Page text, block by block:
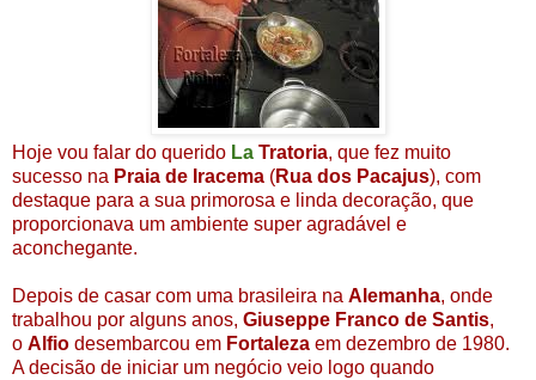
Hoje vou falar do querido La Tratoria, que fez muito
sucesso na Praia de Iracema (Rua dos Pacajus), com
destaque para a sua primorosa e linda decoração, que
proporcionava um ambiente super agradável e
aconchegante.
Depois de casar com uma brasileira na Alemanha, onde
trabalhou por alguns anos, Giuseppe Franco de Santis,
o Alfio desembarcou em Fortaleza em dezembro de 1980.
A decisão de iniciar um negócio veio logo quando